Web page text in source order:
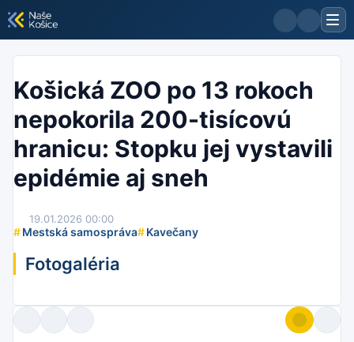
Košická ZOO po 13 rokoch
nepokorila 200-tisícovú
hranicu: Stopku jej vystavili
epidémie aj sneh
19.01.2026 00:00
#Mestská samospráva#Kavečany
Fotogaléria